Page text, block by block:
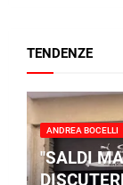
TENDENZE
ANDREA BOCELLI
"SALDI